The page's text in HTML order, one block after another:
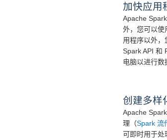
加快应用
Apache
外，您可以使
用程序以外
Spark API 和
电脑以进行数
创建多样
Apache
理（Spark 流
可即时用于处